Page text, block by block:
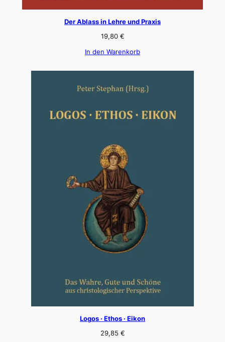
Der Ablass in Lehre und Praxis
19,80 €
In den Warenkorb
Logos · Ethos · Eikon
29,85 €